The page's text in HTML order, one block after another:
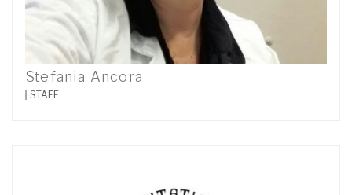
Stefania Ancora
STAFF